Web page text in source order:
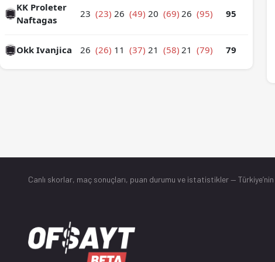
KK Proleter
Naftagas
23 (23) 26 (49) 20 (69) 26 (95) 95
Okk Ivanjica 26 (26) 11 (37) 21 (58) 21 (79) 79
Canlı skorlar, maç sonuçları, puan durumu ve istatistikler —